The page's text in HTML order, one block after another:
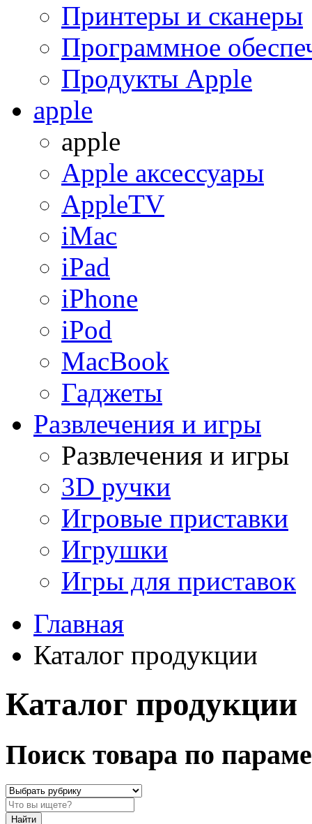
Принтеры и сканеры
Программное
Продукты Apple
apple
apple
Apple аксессуары
AppleTV
iMac
iPad
iPhone
iPod
MacBook
Гаджеты
Развлечения и игры
Развлечения и игры
3D ручки
Игровые приставки
Игрушки
Игры для приставок
Главная
Каталог продукции
Каталог продукции
Поиск товара по
Найти